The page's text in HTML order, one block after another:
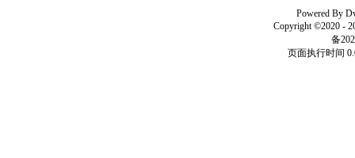
Powered By
Copyright ©2020 -
备
页面执行时间